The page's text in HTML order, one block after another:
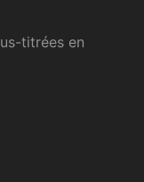
titrées en